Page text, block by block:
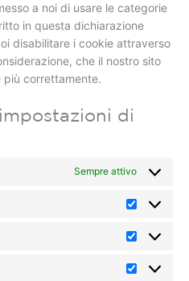
a noi di usare le categorie
in questa dichiarazione
disabilitare i cookie attraverso
che il nostro sito
correttamente.
di
Sempre attivo